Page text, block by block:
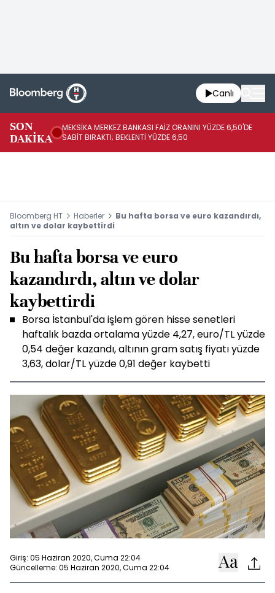
Canlı
SON
DAKİKA
MEKSİKA MERKEZ BANKASI FAİZ ORANINI YÜZDE 6,50'DE
SABİT BIRAKTI; BEKLENTİ YÜZDE 6,50
Bloomberg HT Haberler
Bu hafta borsa ve euro kazandırdı,
altın ve dolar kaybettirdi
Bu hafta borsa ve euro
kazandırdı, altın ve dolar
kaybettirdi
Borsa İstanbul'da işlem gören hisse senetleri
haftalık bazda ortalama yüzde 4,27, euro/TL yüzde
0,54 değer kazandı, altının gram satış fiyatı yüzde
3,63, dolar/TL yüzde 0,91 değer kaybetti
Giriş: 05 Haziran 2020, Cuma 22:04
Güncelleme: 05 Haziran 2020, Cuma 22:04